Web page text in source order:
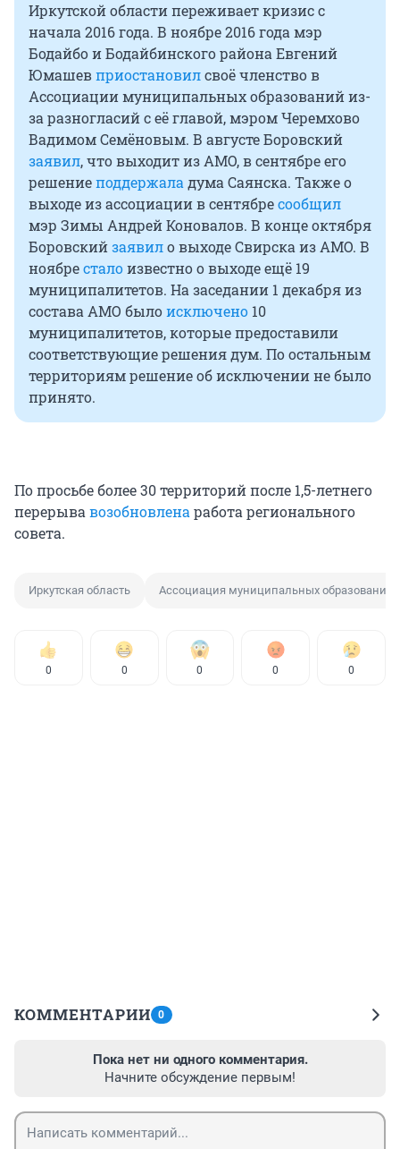
Иркутской области переживает кризис с
начала 2016 года. В ноябре 2016 года мэр
Бодайбо и Бодайбинского района Евгений
Юмашевприостановилсвоё членство в
Ассоциации муниципальных образований из-
за разногласий с её главой, мэром Черемхово
Вадимом Семёновым. В августе Боровский
заявил, что выходит из АМО, в сентябре его
решениеподдержала дума Саянска. Также о
выходе из ассоциации в сентябресообщил
мэр Зимы Андрей Коновалов. В конце октября
Боровскийзаявило выходе Свирска из АМО. В
ноябресталоизвестно о выходе ещё 19
муниципалитетов. На заседании 1 декабря из
состава АМО былоисключено 10
муниципалитетов, которые предоставили
соответствующие решения дум. По остальным
территориям решение об исключении не было
принято.
По просьбе более 30 территорий после 1,5-летнего
перерыва возобновлена работа регионального
совета.
Иркутская область Ассоциация муниципальных образований
0 0 0 0 0
КОММЕНТАРИИ 0
Пока нет ни одного комментария.
Начните обсуждение первым!